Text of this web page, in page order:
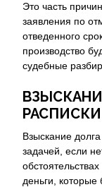
Это часть
заявления по
отведенного
производство
судебные
Взыскание
задачей, если
деньги, которые